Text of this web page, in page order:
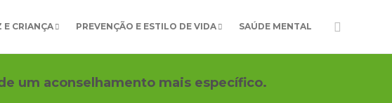
E CRIANÇA PREVENÇÃO E ESTILO DE VIDA SAÚDE MENTAL
um aconselhamento mais específico.